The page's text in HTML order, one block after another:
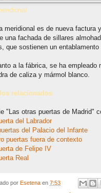
meridional es de nueva factura
una fachada de sillares
que sostienen un entablamento
a la fábrica, se ha empleado
de caliza y mármol blanco.
relacionados
"Las otras puertas de Madrid"
del Labrador
del Palacio del Infante
puertas fuera de contexto
de Felipe IV
Real
por Esetena en 7:53